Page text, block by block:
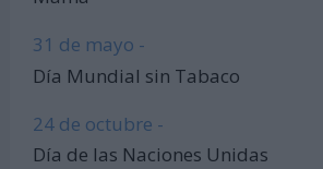
31 de mayo -
Día Mundial sin Tabaco
24 de octubre -
Día de las Naciones Unidas